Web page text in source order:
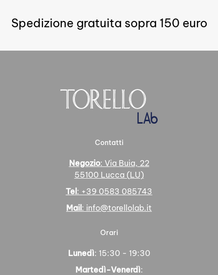
Spedizione gratuita sopra 150 euro
Contatti
Negozio: Via Buia, 22
55100 Lucca (LU)
Tel: +39 0583 085743
Mail: info@torellolab.it
Orari
Lunedì: 15:30 - 19:30
Martedì-Venerdì: